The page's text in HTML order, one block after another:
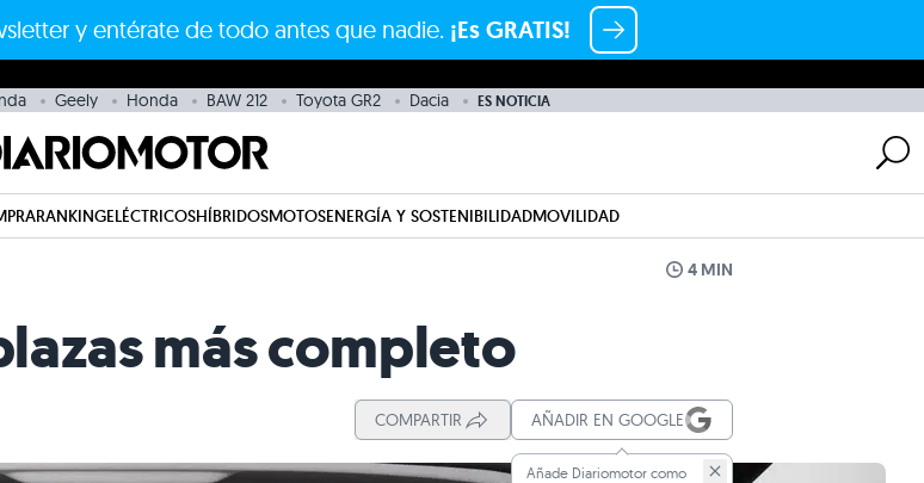
y entérate de todo antes que nadie. ¡Es GRATIS!
Geely Honda BAW 212 Toyota GR2 Dacia ES NOTICIA
RANKINGELÉCTRICOSHÍBRIDOSMOTOSENERGÍA Y SOSTENIBILIDADMOVILIDAD
4 MIN
más completo
COMPARTIR AÑADIR EN GOOGLE
Añade Diariomotor como